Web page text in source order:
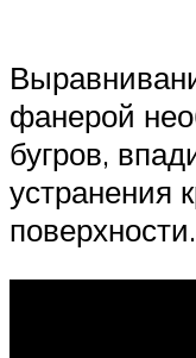
фанерой
бугров,
устранения
поверхности.